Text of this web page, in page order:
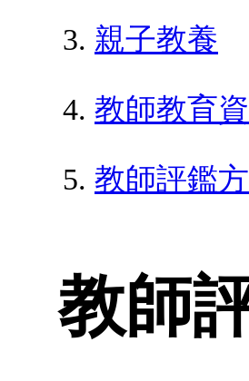
親子教養
教師教育
教師評鑑
教師